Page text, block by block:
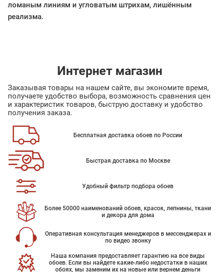
ломаным линиям и угловатым штрихам, лишённым
реализма.
Интернет магазин
Заказывая товары на нашем сайте, вы экономите время,
получаете удобство выбора, возможность сравнения цен
и характеристик товаров, быструю доставку и удобство
получения заказа.
Бесплатная доставка обоев по России
Быстрая доставка по Москве
Удобный фильтр подбора обоев
Более 50000 наименований обоев, красок, лепнины, ткани
и декора для дома
Оперативная консультация менеджеров в мессенджерах и
по видео звонку
Наша компания предоставляет гарантию на все виды
обоев. Если вы найдете какие-либо недостатки в наших
обоях, мы заменим их на новые или вернем деньги